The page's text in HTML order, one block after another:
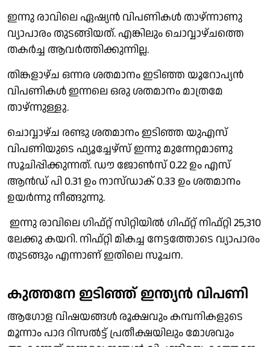
ഇന്നു രാവിലെ ഏഷ്യൻ വിപണികൾ താഴ്‌ന്നാണു
വ്യാപാരം തുടങ്ങിയത്. എങ്കിലും ചൊവ്വാഴ്ചത്തെ
തകർച്ച ആവർത്തിക്കുന്നില്ല.
തിങ്കളാഴ്ച ഒന്നര ശതമാനം ഇടിഞ്ഞ യൂറോപ്യൻ
വിപണികൾ ഇന്നലെ ഒരു ശതമാനം മാത്രമേ
താഴ്‌ന്നുള്ളു.
ചൊവ്വാഴ്ച രണ്ടു ശതമാനം ഇടിഞ്ഞ യുഎസ്
വിപണിയുടെ ഫ്യൂച്ചേഴ്സ് ഇന്നു മുന്നേറ്റമാണു
സൂചിപ്പിക്കുന്നത്. ഡൗ ജോൺസ് 0.22 ഉം എസ്
ആൻഡ് പി 0.31 ഉം നാസ്‌ഡാക് 0.33 ഉം ശതമാനം
ഉയർന്നു നീങ്ങുന്നു.
ഇന്നു രാവിലെ ഗിഫ്‌റ്റ് സിറ്റിയിൽ ഗിഫ്റ്റ് നിഫ്റ്റി 25,310
ലേക്കു കയറി. നിഫ്റ്റി മികച്ച നേട്ടത്തോടെ വ്യാപാരം
തുടങ്ങും എന്നാണ് ഇതിലെ സൂചന.
കുത്തനേ ഇടിഞ്ഞ് ഇന്ത്യൻ വിപണി
ആഗോള വിഷയങ്ങൾ രൂക്ഷവും കമ്പനികളുടെ
മൂന്നാം പാദ റിസൽട്ട് പ്രതീക്ഷയിലും മോശവും